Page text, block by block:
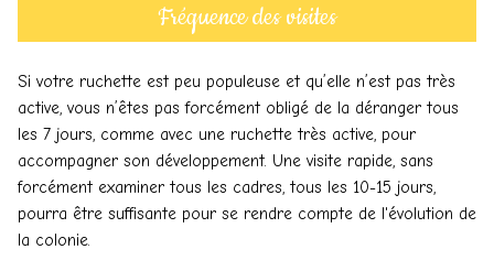
Fréquence des visites
Si votre ruchette est peu populeuse et qu’elle n’est pas très
active, vous n’êtes pas forcément obligé de la déranger tous
les 7 jours, comme avec une ruchette très active, pour
accompagner son développement. Une visite rapide, sans
forcément examiner tous les cadres, tous les 10-15 jours,
pourra être suffisante pour se rendre compte de l'évolution de
la colonie.